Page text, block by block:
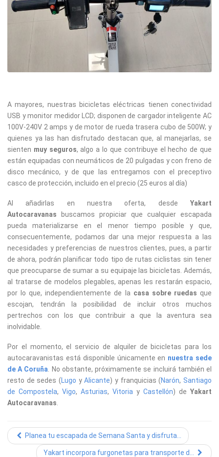
A mayores, nuestras bicicletas eléctricas tienen conectividad
USB y monitor medidor LCD; disponen de cargador inteligente AC
100V-240V 2 amps y de motor de rueda trasera cubo de 500W; y
quienes ya las han disfrutado destacan que, al manejarlas, se
sienten muy seguros, algo a lo que contribuye el hecho de que
están equipadas con neumáticos de 20 pulgadas y con freno de
disco mecánico, y de que las entregamos con el preceptivo
casco de protección, incluido en el precio (25 euros al día)
Al añadirlas en nuestra oferta, desde Yakart
Autocaravanas buscamos propiciar que cualquier escapada
pueda materializarse en el menor tiempo posible y que,
consecuentemente, podamos dar una mejor respuesta a las
necesidades y preferencias de nuestros clientes, pues, a partir
de ahora, podrán planificar todo tipo de rutas ciclistas sin tener
que preocuparse de sumar a su equipaje las bicicletas. Además,
al tratarse de modelos plegables, apenas les restarán espacio,
por lo que, independientemente de la casa sobre ruedas que
escojan, tendrán la posibilidad de incluir otros muchos
pertrechos con los que contribuir a que la aventura sea
inolvidable.
Por el momento, el servicio de alquiler de bicicletas para los
autocaravanistas está disponible únicamente en nuestra sede
de A Coruña . No obstante, próximamente se incluirá también el
resto de sedes (Lugo yAlicante) y franquicias (Narón,Santiago
de Compostela, Vigo, Asturias, Vitoria y Castellón) de Yakart
Autocaravanas
Planea tu escapada de Semana Santa y disfruta...
Yakart incorpora furgonetas para transporte d...